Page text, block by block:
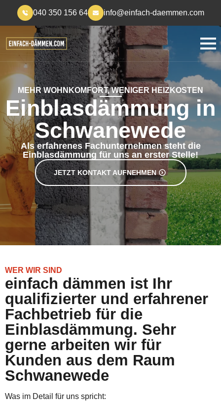
040 350 156 64 info@einfach-daemmen.com
MEHR WOHNKOMFORT, WENIGER HEIZKOSTEN
Einblasdämmung in
Schwanewede
Als erfahrenes Fachunternehmen steht die
Einblasdämmung für uns an erster Stelle!
JETZT KONTAKT AUFNEHMEN
WER WIR SIND
einfach dämmen ist Ihr
qualifizierter und erfahrener
Fachbetrieb für die
Einblasdämmung. Sehr
gerne arbeiten wir für
Kunden aus dem Raum
Schwanewede
Was im Detail für uns spricht: